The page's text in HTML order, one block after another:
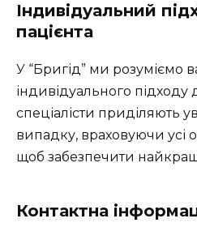
Індивідуальний
пацієнта
У “Бригід” ми розуміємо
індивідуального підходу
спеціалісти приділяють
випадку, враховуючи усі
щоб забезпечити
Контактна